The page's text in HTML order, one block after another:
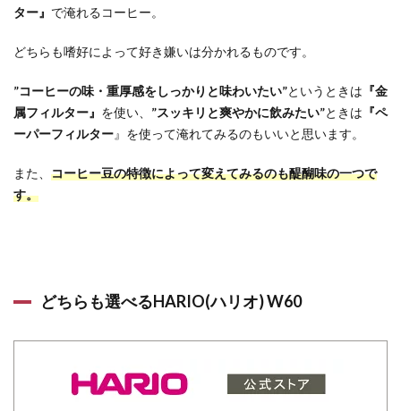
ター』 で淹れるコーヒー。
どちらも嗜好によって好き嫌いは分かれるものです。
”コーヒーの味・重厚感をしっかりと味わいたい”というときは 『金
属フィルター』 を使い、 ”スッキリと爽やかに飲みたい”ときは 『ペ
ーパーフィルター』を使って淹れてみるのもいいと思います。
また、 コーヒー豆の特徴によって変えてみるのも醍醐味の一つで
す。
どちらも選べるHARIO(ハリオ) W60